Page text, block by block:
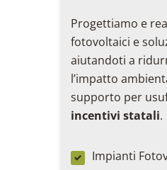
Progettiamo e
fotovoltaici e
aiutandoti a
l’impatto
supporto per
incentivi statali.
Impianti